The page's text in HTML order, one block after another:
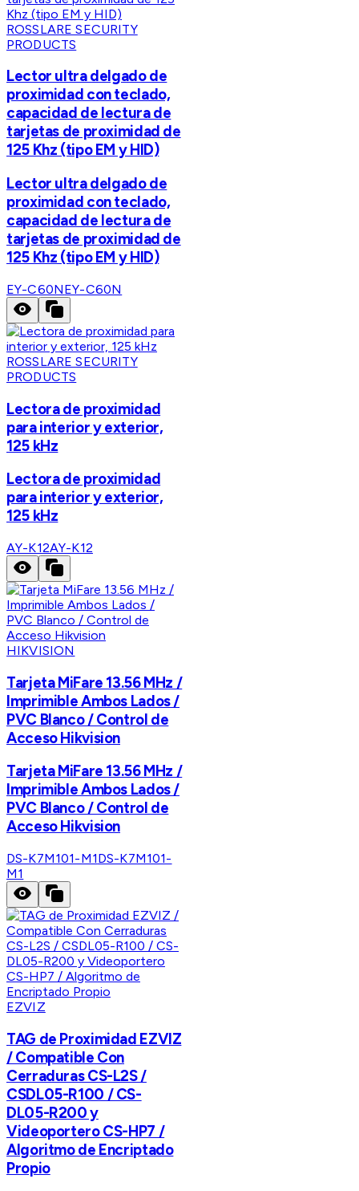
ROSSLARE SECURITY
PRODUCTS
Lector ultra delgado de
proximidad con teclado,
capacidad de lectura de
tarjetas de proximidad de
125 Khz (tipo EM y HID)
Lector ultra delgado de
proximidad con teclado,
capacidad de lectura de
tarjetas de proximidad de
125 Khz (tipo EM y HID)
EY-C60NEY-C60N
ROSSLARE SECURITY
PRODUCTS
Lectora de proximidad
para interior y exterior,
125 kHz
Lectora de proximidad
para interior y exterior,
125 kHz
AY-K12AY-K12
HIKVISION
Tarjeta MiFare 13.56 MHz /
Imprimible Ambos Lados /
PVC Blanco / Control de
Acceso Hikvision
Tarjeta MiFare 13.56 MHz /
Imprimible Ambos Lados /
PVC Blanco / Control de
Acceso Hikvision
DS-K7M101-M1DS-K7M101-
M1
EZVIZ
TAG de Proximidad EZVIZ
/ Compatible Con
Cerraduras CS-L2S /
CSDL05-R100 / CS-
DL05-R200 y
Videoportero CS-HP7 /
Algoritmo de Encriptado
Propio